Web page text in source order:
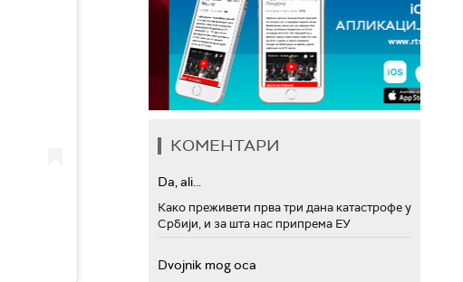
КОМЕНТАРИ
Da, ali...
Како преживети прва три дана катастрофе у
Србији, и за шта нас припрема ЕУ
Dvojnik mog oca